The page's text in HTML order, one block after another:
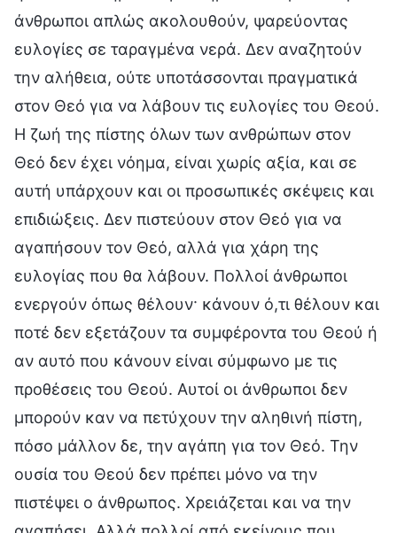
άνθρωποι απλώς ακολουθούν, ψαρεύοντας
ευλογίες σε ταραγμένα νερά. Δεν αναζητούν
την αλήθεια, ούτε υποτάσσονται πραγματικά
στον Θεό για να λάβουν τις ευλογίες του Θεού.
Η ζωή της πίστης όλων των ανθρώπων στον
Θεό δεν έχει νόημα, είναι χωρίς αξία, και σε
αυτή υπάρχουν και οι προσωπικές σκέψεις και
επιδιώξεις. Δεν πιστεύουν στον Θεό για να
αγαπήσουν τον Θεό, αλλά για χάρη της
ευλογίας που θα λάβουν. Πολλοί άνθρωποι
ενεργούν όπως θέλουν· κάνουν ό,τι θέλουν και
ποτέ δεν εξετάζουν τα συμφέροντα του Θεού ή
αν αυτό που κάνουν είναι σύμφωνο με τις
προθέσεις του Θεού. Αυτοί οι άνθρωποι δεν
μπορούν καν να πετύχουν την αληθινή πίστη,
πόσο μάλλον δε, την αγάπη για τον Θεό. Την
ουσία του Θεού δεν πρέπει μόνο να την
πιστέψει ο άνθρωπος. Χρειάζεται και να την